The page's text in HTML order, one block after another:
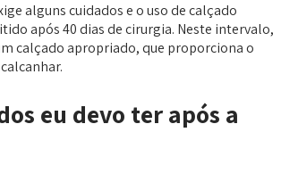
alguns cuidados e o uso de calçado
após 40 dias de cirurgia. Neste intervalo,
calçado apropriado, que proporciona o
eu devo ter após a